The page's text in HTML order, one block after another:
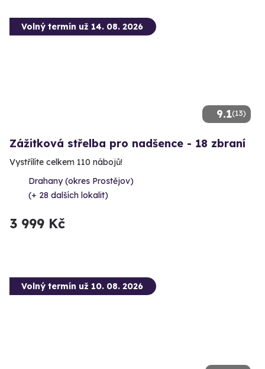
9.1(13)
Volný termín už 14. 08. 2026
Zážitková střelba pro nadšence - 18 zbraní
Vystřílíte celkem 110 nábojů!
Drahany (okres Prostějov)
(+ 28 dalších lokalit)
3 999 Kč
Volný termín už 10. 08. 2026